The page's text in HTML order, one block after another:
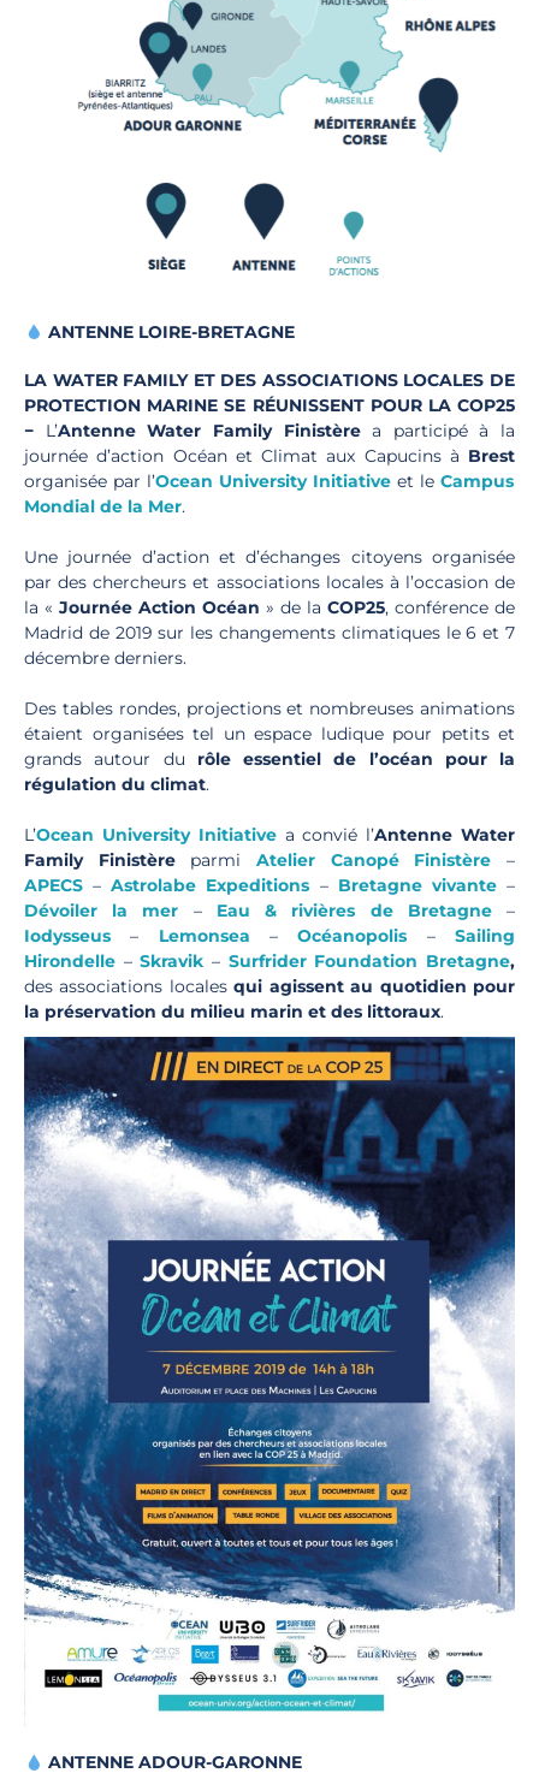
ANTENNE LOIRE-BRETAGNE
LA WATER FAMILY ET DES ASSOCIATIONS LOCALES DE
PROTECTION MARINE SE RÉUNISSENT POUR LA COP25
−
L’Antenne Water Family Finistèrea participé à la
journée d’action Océan et Climat aux Capucins à Brest
organisée par l’Ocean University Initiative et le Campus
Mondial de la Mer.
Une journée d’action et d’échanges citoyens organisée
par des chercheurs et associations locales à l’occasion de
la « Journée Action Océan » de la COP25, conférence de
Madrid de 2019 sur les changements climatiques le 6 et 7
décembre derniers.
Des tables rondes, projections et nombreuses animations
étaient organisées tel un espace ludique pour petits et
grands autour du rôle essentiel de l’océan pour la
régulation du climat.
L’Ocean University Initiativea convié l’Antenne Water
Family FinistèreparmiAtelier Canopé Finistère –
APECS –Astrolabe Expeditions – Bretagne vivante–
Dévoiler la mer – Eau & rivières de Bretagne–
Iodysseus
– Lemonsea –Océanopolis –Sailing
Hirondelle –Skravik – Surfrider Foundation Bretagne,
des associations localesqui agissent au quotidien pour
la préservation du milieu marin et des littoraux.
ANTENNE ADOUR-GARONNE